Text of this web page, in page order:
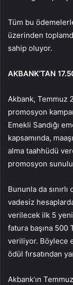
Tüm bu
üzerinden
sahip oluyor.
AKBANK’TAN
Akbank, Temmuz
promosyon
Emekli Sandığı
kapsamında,
alma taahhüdü
promosyon
Bununla da
vadesiz
verilecek ilk 5
fatura başına 500
veriliyor. Böylece
ödül fırsatından
Akbank’ın